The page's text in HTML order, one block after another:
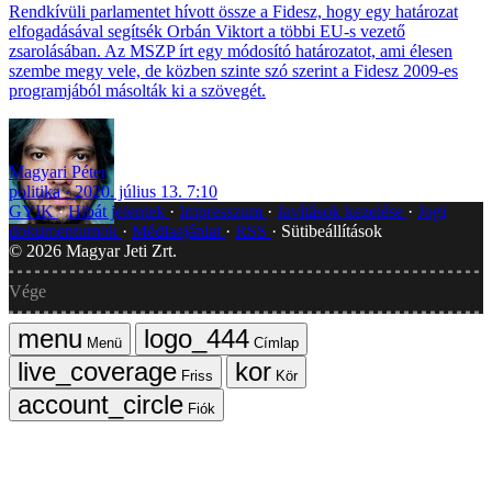
Rendkívüli parlamentet hívott össze a Fidesz, hogy egy határozat
elfogadásával segítsék Orbán Viktort a többi EU-s vezető
zsarolásában. Az MSZP írt egy módosító határozatot, ami élesen
szembe megy vele, de közben szinte szó szerint a Fidesz 2009-es
programjából másolták ki a szövegét.
Magyari Péter
politika
2020. július 13. 7:10
GYIK Hibát jelentek Impresszum Javítások kezelése
Jogi
dokumentumok
Médiaajánlat RSS
Sütibeállítások
© 2026 Magyar Jeti Zrt.
Vége
Menü
Címlap
Friss
Kör
Fiók